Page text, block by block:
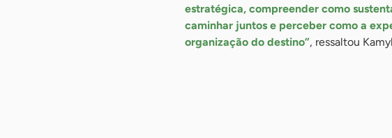
estratégica, compreender como
caminhar juntos e perceber como a
organização do destino”, ressaltou